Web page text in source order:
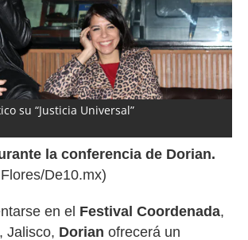
su “Justicia Universal”
la conferencia de Dorian.
De10.mx)
en el Festival Coordenada,
Jalisco, Dorian ofrecerá un